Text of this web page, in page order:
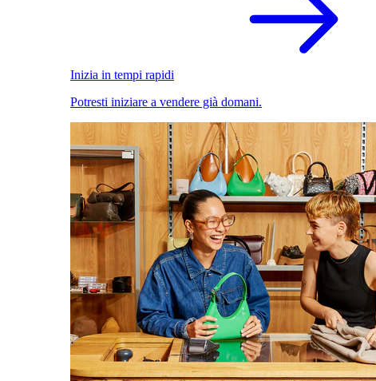
Inizia in tempi rapidi
Potresti iniziare a vendere già domani.